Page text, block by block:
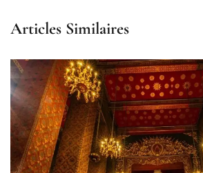
Articles Similaires